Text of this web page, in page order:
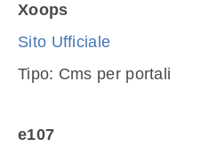
Xoops
Sito Ufficiale
Tipo: Cms per portali
e107